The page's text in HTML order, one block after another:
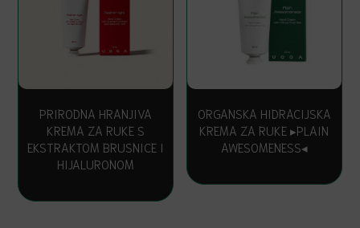
PRIRODNA HRANJIVA
KREMA ZA RUKE S
EKSTRAKTOM BRUSNICE I
HIJALURONOM
ORGANSKA HIDRACIJSKA
KREMA ZA RUKE ▸PLAIN
AWESOMENESS◂